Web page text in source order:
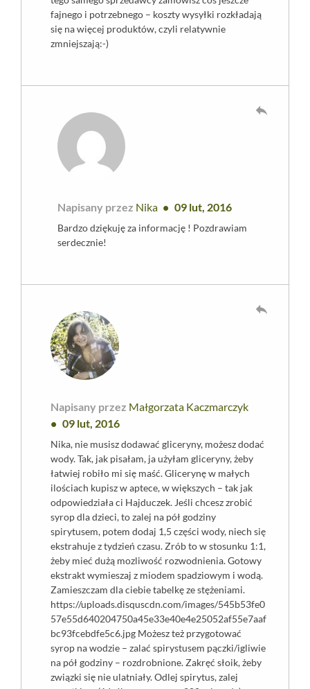
fajnego i potrzebnego – koszty wysyłki rozkładają
się na więcej produktów, czyli relatywnie
zmniejszają:-)
Napisany przez Nika 09 lut, 2016
Bardzo dziękuję za informację ! Pozdrawiam
serdecznie!
reply
Napisany przez Małgorzata Kaczmarczyk
09 lut, 2016
Nika, nie musisz dodawać gliceryny, możesz dodać
wody. Tak, jak pisałam, ja użyłam gliceryny, żeby
łatwiej robiło mi się maść. Glicerynę w małych
ilościach kupisz w aptece, w większych – tak jak
odpowiedziała ci Hajduczek. Jeśli chcesz zrobić
syrop dla dzieci, to zalej na pół godziny
spirytusem, potem dodaj 1,5 części wody, niech się
ekstrahuje z tydzień czasu. Zrób to w stosunku 1:1,
żeby mieć dużą mozliwość rozwodnienia. Gotowy
ekstrakt wymieszaj z miodem spadziowym i wodą.
Zamieszczam dla ciebie tabelkę ze stężeniami.
https://uploads.disquscdn.com/images/545b53fe0
57e55d640204750a45e33e40e4e25052af55e7aaf
bc93fcebdfe5c6.jpg Możesz też przygotować
syrop na wodzie – zalać spirystusem pączki/igliwie
na pół godziny – rozdrobnione. Zakręć słoik, żeby
związki się nie ulatniały. Odlej spirytus, zalej
reply